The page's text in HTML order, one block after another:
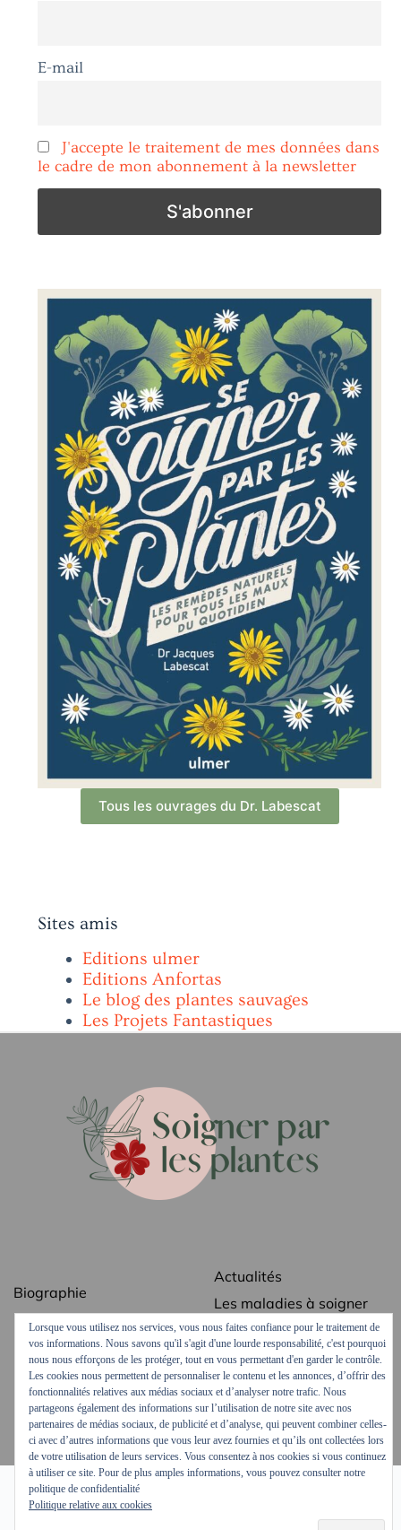
E-mail
J'accepte le traitement de mes données dans
le cadre de mon abonnement à la newsletter
Tous les ouvrages du Dr. Labescat
Sites amis
Editions ulmer
Editions Anfortas
Le blog des plantes sauvages
Les Projets Fantastiques
Biographie
Bibliographie
Revue de presse
Contact
Mentions légales
Actualités
Les maladies à soigner
avec des plantes
Les secrets des plantes
médicinales
Ordonnances vertes
Podcasts et vidéos
Lorsque vous utilisez nos services, vous nous faites confiance pour le traitement de
vos informations. Nous savons qu'il s'agit d'une lourde responsabilité, c'est pourquoi
nous nous efforçons de les protéger, tout en vous permettant d'en garder le contrôle.
Les cookies nous permettent de personnaliser le contenu et les annonces, d’offrir des
fonctionnalités relatives aux médias sociaux et d’analyser notre trafic. Nous
partageons également des informations sur l’utilisation de notre site avec nos
partenaires de médias sociaux, de publicité et d’analyse, qui peuvent combiner celles-
ci avec d’autres informations que vous leur avez fournies et qu’ils ont collectées lors
de votre utilisation de leurs services. Vous consentez à nos cookies si vous continuez
à utiliser ce site. Pour de plus amples informations, vous pouvez consulter notre
politique de confidentialité
Politique relative aux cookies